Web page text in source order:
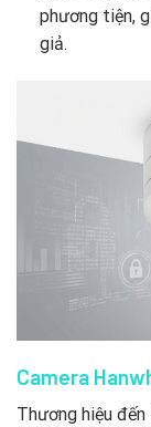
phương tiện,
giả.
Camera
Thương hiệu